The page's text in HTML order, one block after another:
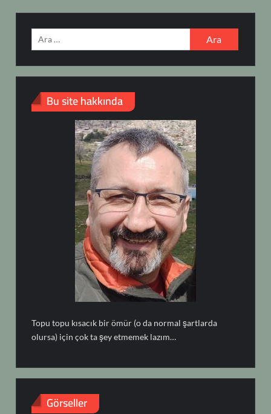
Arama:
Bu site hakkında
Topu topu kısacık bir ömür (o da normal şartlarda
olursa) için çok ta şey etmemek lazım…
Görseller